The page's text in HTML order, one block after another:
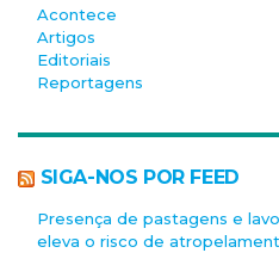
Acontece
Artigos
Editoriais
Reportagens
SIGA-NOS POR FEED
Presença de pastagens e
eleva o risco de